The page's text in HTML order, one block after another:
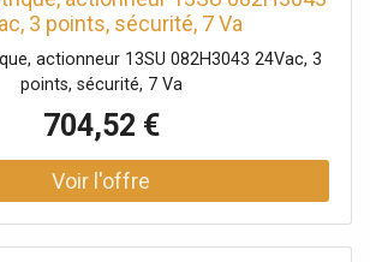
3 points, sécurité, 7 Va
actionneur 13SU 082H3043 24Vac, 3
points, sécurité, 7 Va
704,52 €